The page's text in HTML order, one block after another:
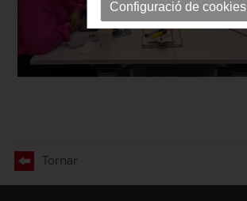
Tornar
Configuració de cookies